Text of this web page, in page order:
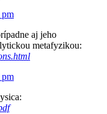
pm
aj jeho
metafyzikou:
pm